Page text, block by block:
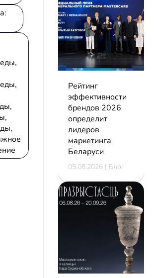
Рейтинг
эффективности
брендов 2026
определит
лидеров
маркетинга
Беларуси
05.08.2026 | Блог